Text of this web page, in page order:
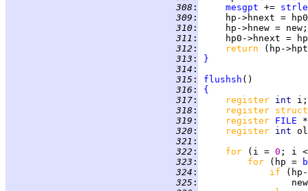
308 : mesgpt +=
309 :
310 :
311 :
312 :
return
313 :
}
314 :
315 : flushsh
316 :
{
317 : register int
318 :
register
319 : register FILE
320 : register int
321 :
322 : for (i = 0 ; i
323 : for (hp =
324 :
if
325 :